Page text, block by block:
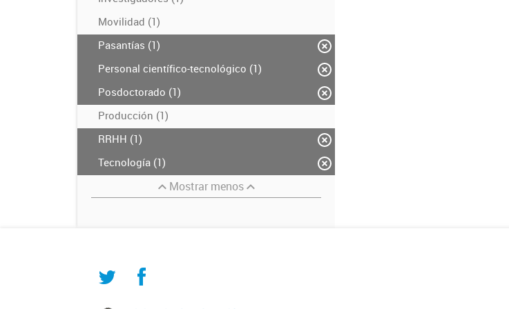
Movilidad (1)
Pasantías (1)
Personal científico-tecnológico (1)
Posdoctorado (1)
Producción (1)
RRHH (1)
Tecnología (1)
Mostrar menos